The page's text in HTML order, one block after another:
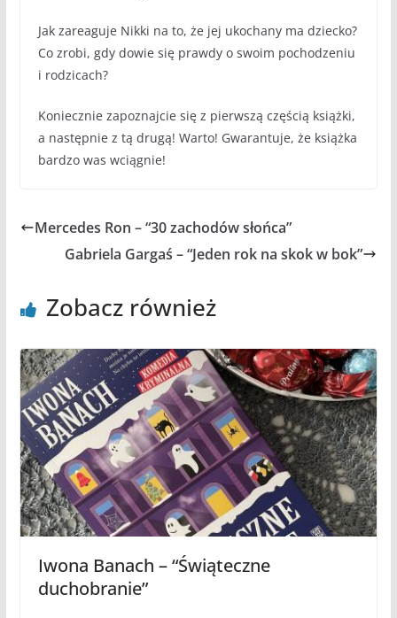
Jak zareaguje Nikki na to, że jej ukochany ma dziecko?
Co zrobi, gdy dowie się prawdy o swoim pochodzeniu
i rodzicach?
Koniecznie zapoznajcie się z pierwszą częścią książki,
a następnie z tą drugą! Warto! Gwarantuje, że książka
bardzo was wciągnie!
Mercedes Ron – “30 zachodów słońca”
Gabriela Gargaś – “Jeden rok na skok w bok”
Zobacz również
Iwona Banach – “Świąteczne
duchobranie”